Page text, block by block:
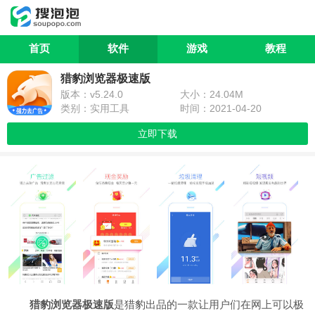
首页 软件 游戏 教程
猎豹浏览器极速版
版本：v5.24.0
大小：24.04M
类别：实用工具
时间：2021-04-20
立即下载
猎豹浏览器极速版是猎豹出品的一款让用户们在网上可以极